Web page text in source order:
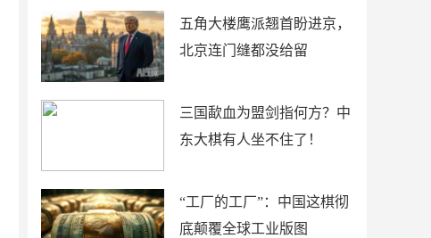
五角大楼鹰派翘首盼进京，
北京连门缝都没给留
三国歃血为盟剑指何方？中
东大棋有人坐不住了！
“工厂的工厂”：中国这棋彻
底颠覆全球工业版图